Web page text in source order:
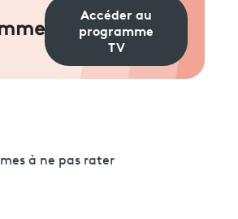
Accéder au
programme
TV
à ne pas rater